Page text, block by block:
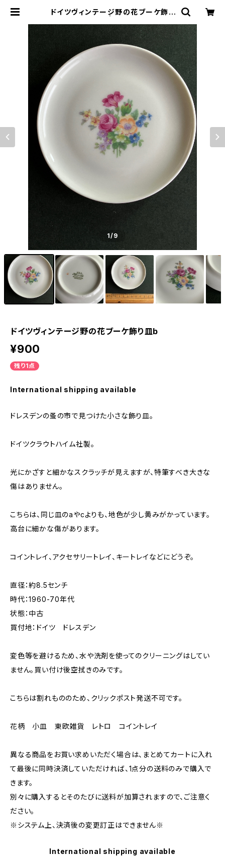
ドイツヴィンテージ野の花ブーケ飾り
1/9
ドイツヴィンテージ野の花ブーケ飾り皿b
¥900
残り1点
International shipping available
ドレスデンの蚤の市で見つけた小さな飾り皿。
ドイツクラウトハイム社製。
光にかざすと細かなスクラッチが見えますが、特筆すべき大きな
傷はありません。
こちらは、同じ皿のaやcよりも、地色が少し黄みがかっています。
高台に細かな傷があります。
コイントレイ、アクセサリートレイ、キートレイなどにどうぞ。
直径：約8.5センチ
時代：1960-70年代
状態：中古
買付地：ドイツ ドレスデン
変色等を避けるため、水や洗剤を使ってのクリーニングはしてい
ません。買い付け後空拭きのみです。
こちらは割れもののため、クリックポスト発送不可です。
花柄 小皿 東欧雑貨 レトロ コイントレイ
異なる商品をお買い求めいただく場合は、まとめてカートに入れ
て最後に同時決済していただければ、1点分の送料のみで購入で
きます。
別々に購入するとそのたびに送料が加算されますので、ご注意く
ださい。
※システム上、決済後の変更訂正はできません※
International shipping available